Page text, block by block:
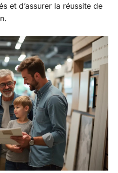
et d’assurer la réussite de